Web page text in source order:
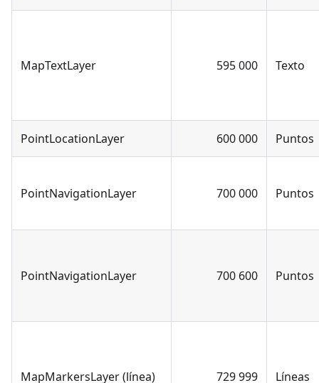
MapTextLayer 595 000 Texto
PointLocationLayer 600 000 Puntos
PointNavigationLayer 700 000 Puntos
PointNavigationLayer 700 600 Puntos
MapMarkersLayer (línea) 729 999 Líneas